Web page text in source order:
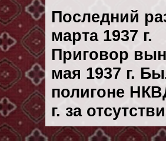
Последний
марта 1937 г.
Приговор
мая 1937 г.
полигоне
г. за